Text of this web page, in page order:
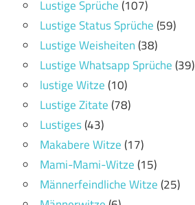
Lustige Sprüche(107)
Lustige Status Sprüche(59)
Lustige Weisheiten(38)
Lustige Whatsapp Sprüche(39)
lustige Witze(10)
Lustige Zitate(78)
Lustiges(43)
Makabere Witze(17)
Mami-Mami-Witze(15)
Männerfeindliche Witze(25)